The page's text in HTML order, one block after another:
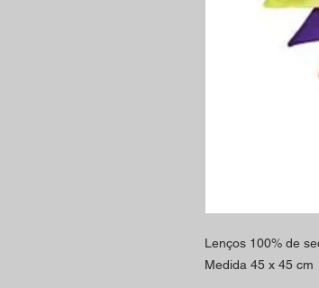
Lenços 100% de
Medida 45 x 45 cm